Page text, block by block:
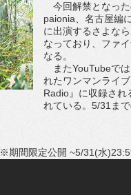
今回解禁となった
paionia、名古屋編
に出演するさよな
なっており、ファ
なる。
またYouTubeでは
れたワンマンライ
Radio』に収録され
れている。5/31ま
※期間限定公開 ~5/31(水